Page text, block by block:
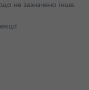
не зазначено інше.